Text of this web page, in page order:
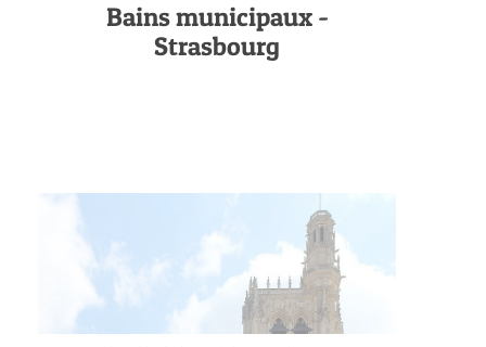
Bains municipaux -
Strasbourg